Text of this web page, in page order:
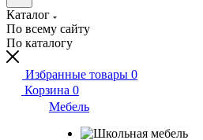
Каталог
По всему сайту
По каталогу
Избранные товары 0
Корзина 0
Мебель